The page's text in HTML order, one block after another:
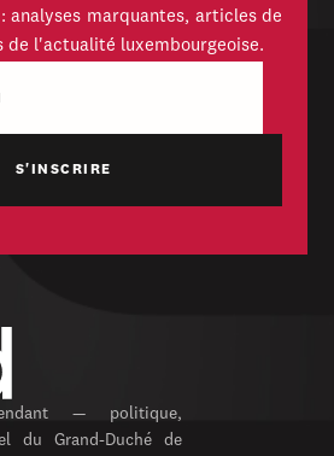
analyses marquantes, articles de
l'actualité luxembourgeoise.
— politique,
du Grand-Duché de